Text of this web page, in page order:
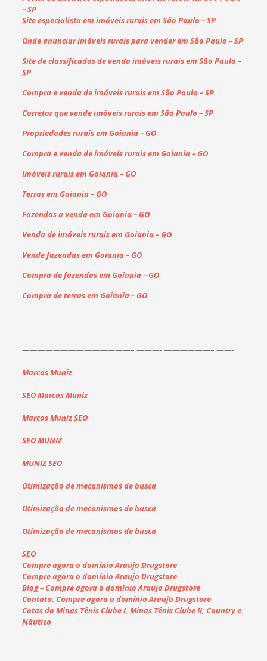
– SP
Site especialista em imóveis rurais em São Paulo – SP
Onde anunciar imóveis rurais para vender em São Paulo – SP
Site de classificados de venda imóveis rurais em São Paulo –
SP
Compra e venda de imóveis rurais em São Paulo – SP
Corretor que vende imóveis rurais em São Paulo – SP
Propriedades rurais em Goiania – GO
Compra e venda de imóveis rurais em Goiania – GO
Imóveis rurais em Goiania – GO
Terras em Goiania – GO
Fazendas a venda em Goiania – GO
Venda de imóveis rurais em Goiania – GO
Vende fazendas em Goiania – GO
Compra de fazendas em Goiania – GO
Compra de terras em Goiania – GO
—————————————– ——————– ———-
——————————————– ———- ——————– ——-
Marcos Muniz
SEO Marcos Muniz
Marcos Muniz SEO
SEO MUNIZ
MUNIZ SEO
Otimização de mecanismos de busca
Otimização de mecanismos de busca
Otimização de mecanismos de busca
SEO
Compre agora o domínio Araujo Drugstore
Compre agora o domínio Araujo Drugstore
Blog – Compre agora o domínio Araujo Drugstore
Contato: Compre agora o domínio Araujo Drugstore
Cotas do Minas Tênis Clube I, Minas Tênis Clube II, Country e
Náutico
—————————————– ——————– ———-
——————————————– ———- ——————– ——-